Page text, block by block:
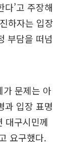
’고 주장해
하자는 입장
부담을 떠넘
가 문제는 아
과 입장 표명
대구시민께
요구했다.